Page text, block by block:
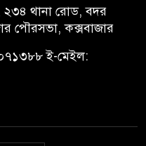
২৩৪ থানা রোড, বদর
পৌরসভা, কক্সবাজার
ই-মেইল: